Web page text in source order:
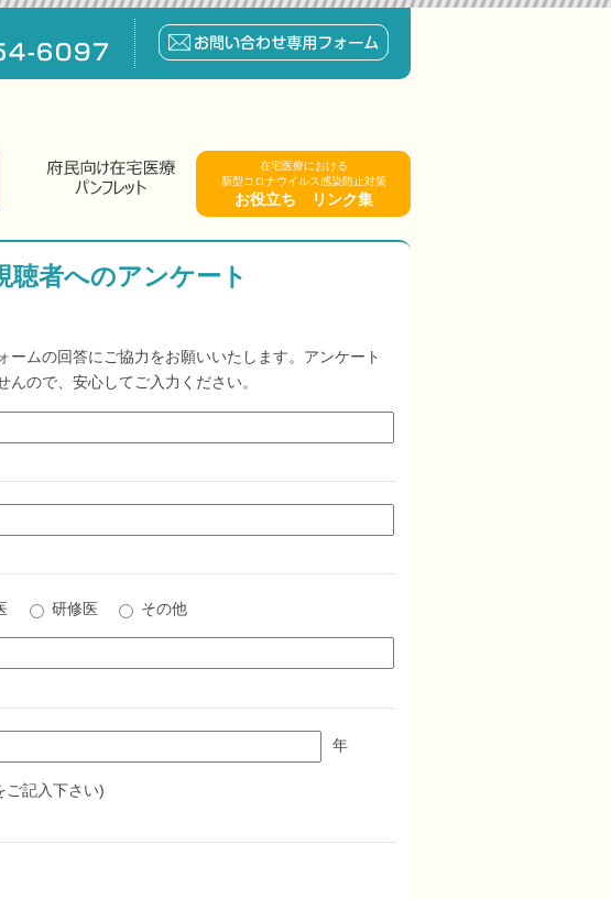
在宅医療における
新型コロナウイルス感染防止対策
お役立ち リンク集
者へのアンケート
ムの回答にご協力をお願いいたします。アンケート
ので、安心してご入力ください。
研修医 その他
年
記入下さい)